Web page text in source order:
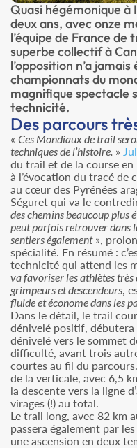
Quasi hégémonique à
deux ans, avec onze
l’équipe de France de
superbe collectif à
l’opposition n’a
championnats du
magnifique spectacle
technicité.
Des parcours
« Ces Mondiaux de trail
techniques de l’histoire. »
du trail et de la course en
à l’évocation du tracé de
au cœur des Pyrénées
Séguret qui va le
des chemins beaucoup plus
peut parfois retrouver dans
sentiers également»,
spécialité. En résumé :
technicité qui attend les
va favoriser les athlètes très
grimpeurs et descendeurs ,
fluide et économe dans les
Dans le détail, le trail
dénivelé positif, débutera
dénivelé vers le sommet
difficulté, avant trois
courtes au fil du
de la verticale, avec 6,5
la descente vers la ligne
virages (!) au total.
Le trail long, avec 82 km
passera également par
une ascension en deux